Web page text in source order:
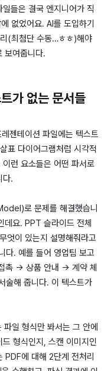
들은 결국 엔지니어가 직
없었어요. AI를 도입하기
(최첨단 수동…ㅎㅎ)해야
보여줍니다.
가 없는 문서들
젠테이션 파일에는 텍스트
표 다이어그램처럼 시각적
런 요소들은 어떤 파서로
다.
로 문제를 해결했습니
데요. PPT 슬라이드 전체
엇이 있는지 설명해줘라고
다. 예를 들어 영업팀 보고
촉 → 상품 안내 → 계약 체
술해 줍니다. 이 텍스트가
일 형식만 봐서는 그 안에
형식인지, 스캔 이미지인
PDF에 대해 2단계 전처리